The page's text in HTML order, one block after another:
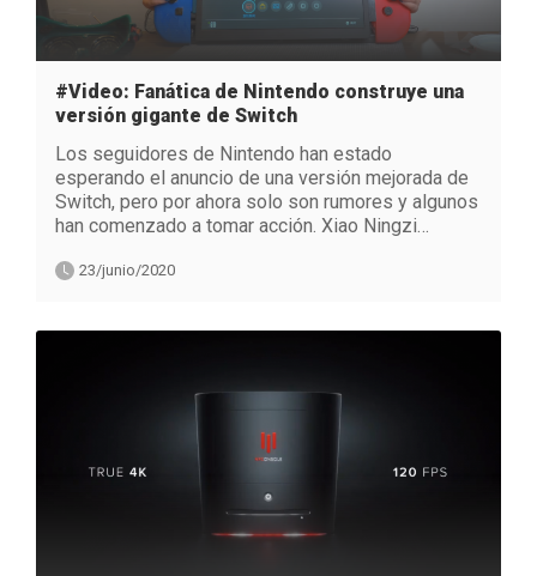
#Video: Fanática de Nintendo construye una
versión gigante de Switch
Los seguidores de Nintendo han estado
esperando el anuncio de una versión mejorada de
Switch, pero por ahora solo son rumores y algunos
han comenzado a tomar acción. Xiao Ningzi…
23/junio/2020